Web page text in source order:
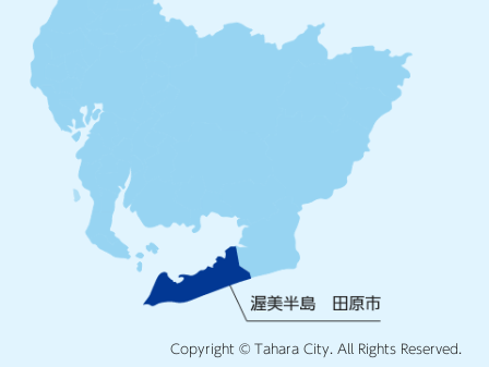
Copyright © Tahara City. All Rights Reserved.